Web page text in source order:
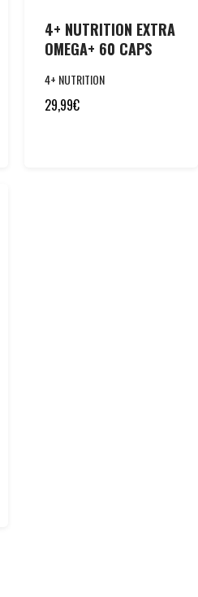
4+ NUTRITION EXTRA
OMEGA+ 60 CAPS
4+ NUTRITION
29,99€